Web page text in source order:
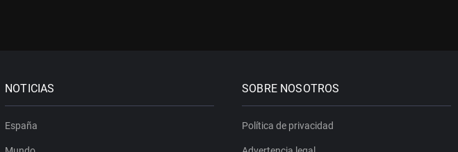
NOTICIAS
España
SOBRE NOSOTROS
Política de privacidad